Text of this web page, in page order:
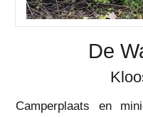
De
Camperplaats en